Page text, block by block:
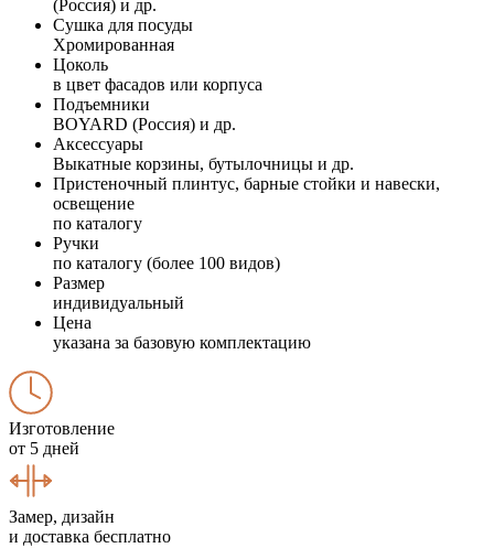
(Россия) и др.
Сушка для посуды
Хромированная
Цоколь
в цвет фасадов или корпуса
Подъемники
BOYARD (Россия) и др.
Аксессуары
Выкатные корзины, бутылочницы и др.
Пристеночный плинтус, барные стойки и навески,
освещение
по каталогу
Ручки
по каталогу (более 100 видов)
Размер
индивидуальный
Цена
указана за базовую комплектацию
Изготовление
от 5 дней
Замер, дизайн
и доставка бесплатно